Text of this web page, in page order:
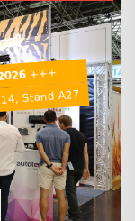
+++
Stand A27